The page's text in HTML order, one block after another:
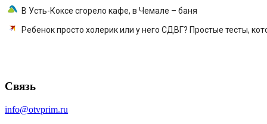
В Усть-Коксе сгорело кафе, в Чемале – баня
Ребенок просто холерик или у него СДВГ? Простые тесты,
Связь
info@otvprim.ru